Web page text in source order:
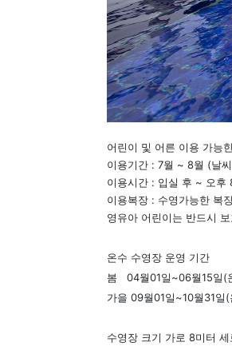
어린이 및 어른 이용 가능
이용기간 : 7월 ~ 8월 (날
이용시간 : 입실 후 ~ 오후
이용복장 : 수영가능한 복
영유아 어린이는 반드시
온수 수영장 운영 기간
봄 04월01일~06월15일(
가을 09월01일~10월31일(
수영장 크기 가로 8미터